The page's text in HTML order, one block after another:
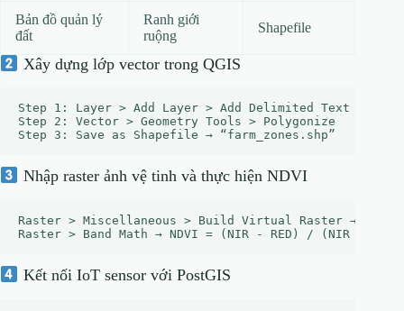
Bản đồ quản lý
đất
Ranh giới
ruộng
Shapefile
Xây dựng lớp vector trong QGIS
Step 1: Layer > Add Layer > Add Delimited Text Layer →
Step 2: Vector > Geometry Tools > Polygonize
Nhập raster ảnh vệ tinh và thực hiện NDVI
Raster > Miscellaneous > Build Virtual Raster →
Kết nối IoT sensor với PostGIS